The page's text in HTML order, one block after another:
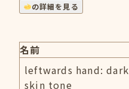
の詳細を見る
名前
leftwards hand: dark
skin tone